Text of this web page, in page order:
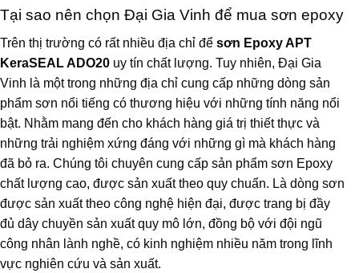
Tại sao nên chọn Đại Gia Vinh để mua sơn epoxy
Trên thị trường có rất nhiều địa chỉ để sơn Epoxy APT
KeraSEAL ADO20 uy tín chất lượng. Tuy nhiên, Đại Gia
Vinh là một trong những địa chỉ cung cấp những dòng sản
phẩm sơn nổi tiếng có thương hiệu với những tính năng nổi
bật. Nhằm mang đến cho khách hàng giá trị thiết thực và
những trải nghiệm xứng đáng với những gì mà khách hàng
đã bỏ ra. Chúng tôi chuyên cung cấp sản phẩm sơn Epoxy
chất lượng cao, được sản xuất theo quy chuẩn. Là dòng sơn
được sản xuất theo công nghệ hiện đại, được trang bị đầy
đủ dây chuyền sản xuất quy mô lớn, đồng bộ với đội ngũ
công nhân lành nghề, có kinh nghiệm nhiều năm trong lĩnh
vực nghiên cứu và sản xuất.